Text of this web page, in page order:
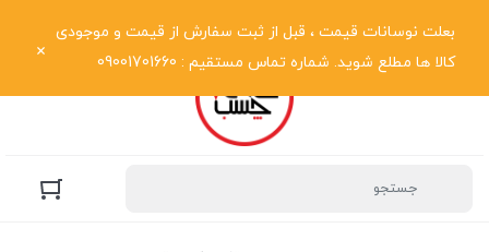
بعلت نوسانات قیمت ، قبل از ثبت سفارش از قیمت و موجودی
کالا ها مطلع شوید. شماره تماس مستقیم : 09001701660